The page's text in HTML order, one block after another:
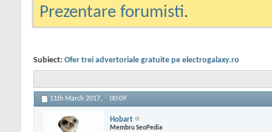
Prezentare forumisti.
Subiect: Ofer trei advertoriale gratuite pe electrogalaxy.ro
11th March 2017, 00:09
Hobart
Membru SeoPedia